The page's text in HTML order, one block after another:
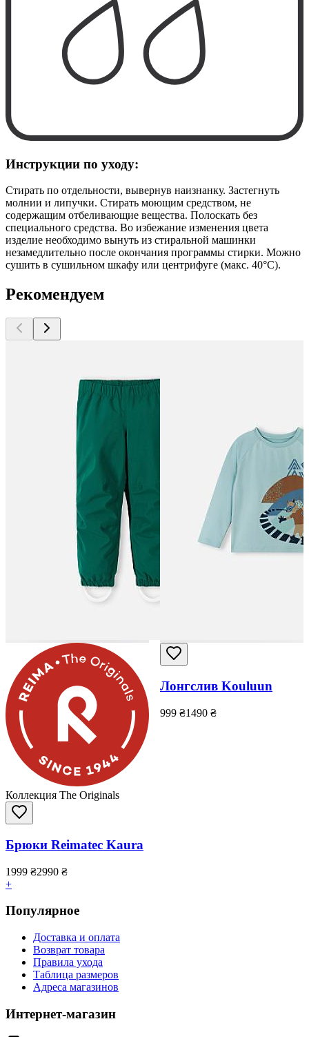
Инструкции по уходу:
Стирать по отдельности, вывернув наизнанку. Застегнуть
молнии и липучки. Стирать моющим средством, не
содержащим отбеливающие вещества. Полоскать без
специального средства. Во избежание изменения цвета
изделие необходимо вынуть из стиральной машинки
незамедлительно после окончания программы стирки. Можно
сушить в сушильном шкафу или центрифуге (макс. 40°C).
Рекомендуем
Коллекция The Originals
Брюки Reimatec Kaura
1999 ₴2990 ₴
+
Лонгслив Kouluun
999 ₴1490 ₴
Популярное
Доставка и оплата
Возврат товара
Правила ухода
Таблица размеров
Адреса магазинов
Интернет-магазин